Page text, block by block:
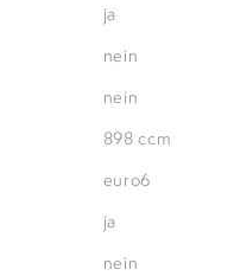
ja
nein
nein
898 ccm
euro6
ja
nein